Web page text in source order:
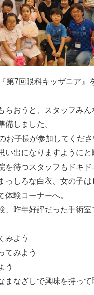
第7回眼科キッザニア』
らおうと、スタッフみん
備しました。
お子様が参加してくださ
い出になりますようにと
を待つスタッフもドキド
っしろな白衣、女の子は
体験コーナーへ。
、昨年好評だった手術室
みよう
てみよう
う
まなざしで興味を持っ